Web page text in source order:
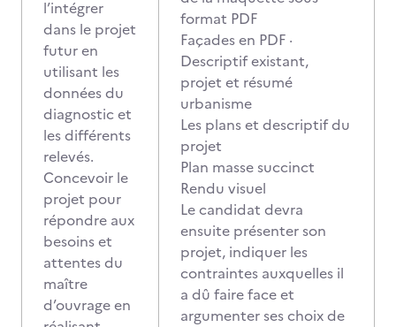
l’intégrer
dans le projet
futur en
utilisant les
données du
diagnostic et
les différents
relevés.
Concevoir le
projet pour
répondre aux
besoins et
attentes du
maître
d’ouvrage en
format PDF
Façades en PDF ·
Descriptif existant,
projet et résumé
urbanisme
Les plans et descriptif du
projet
Plan masse succinct
Rendu visuel
Le candidat devra
ensuite présenter son
projet, indiquer les
contraintes auxquelles il
a dû faire face et
argumenter ses choix de